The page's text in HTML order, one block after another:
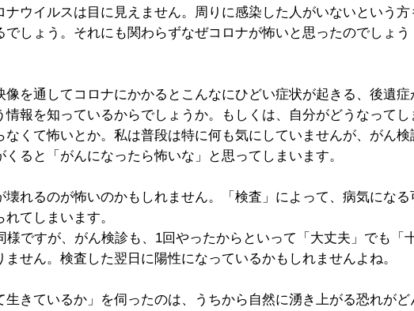
ナウイルスは目に見えません。周りに感染した人がいないという方
でしょう。それにも関わらずなぜコロナが怖いと思ったのでしょう
を通してコロナにかかるとこんなにひどい症状が起きる、後遺症
情報を知っているからでしょうか。もしくは、自分がどうなってし
なくて怖いとか。私は普段は特に何も気にしていませんが、がん検
くると「がんになったら怖いな」と思ってしまいます。
壊れるのが怖いのかもしれません。「検査」によって、病気になる
てしまいます。
様ですが、がん検診も、1回やったからといって「大丈夫」でも「
ません。検査した翌日に陽性になっているかもしれませんよね。
生きているか」を伺ったのは、うちから自然に湧き上がる恐れがど